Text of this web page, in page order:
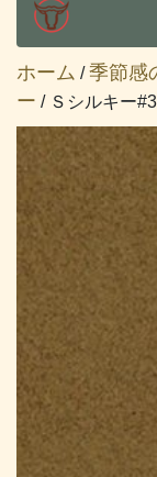
ホーム /季節感
ー / Ｓシルキー